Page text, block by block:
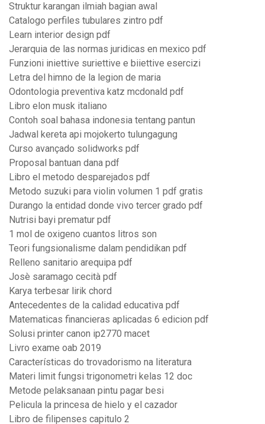
Struktur karangan ilmiah bagian awal
Catalogo perfiles tubulares zintro pdf
Learn interior design pdf
Jerarquia de las normas juridicas en mexico pdf
Funzioni iniettive suriettive e biiettive esercizi
Letra del himno de la legion de maria
Odontologia preventiva katz mcdonald pdf
Libro elon musk italiano
Contoh soal bahasa indonesia tentang pantun
Jadwal kereta api mojokerto tulungagung
Curso avançado solidworks pdf
Proposal bantuan dana pdf
Libro el metodo desparejados pdf
Metodo suzuki para violin volumen 1 pdf gratis
Durango la entidad donde vivo tercer grado pdf
Nutrisi bayi prematur pdf
1 mol de oxigeno cuantos litros son
Teori fungsionalisme dalam pendidikan pdf
Relleno sanitario arequipa pdf
Josè saramago cecità pdf
Karya terbesar lirik chord
Antecedentes de la calidad educativa pdf
Matematicas financieras aplicadas 6 edicion pdf
Solusi printer canon ip2770 macet
Livro exame oab 2019
Características do trovadorismo na literatura
Materi limit fungsi trigonometri kelas 12 doc
Metode pelaksanaan pintu pagar besi
Pelicula la princesa de hielo y el cazador
Libro de filipenses capitulo 2